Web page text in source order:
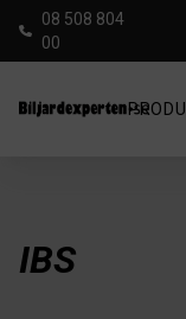
08 508 804
00
IBS